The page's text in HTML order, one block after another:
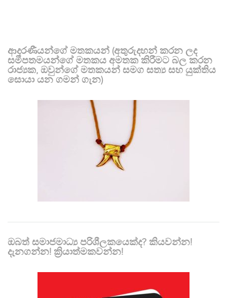
ආදරණීයන්ගේ මතකයන් (අතුරුදහන් කරන ලද
සමීපතමයන්ගේ මතකය අමතක කිරීමට බල කරන
රාජ්‍යක, ඔවුන්ගේ මතකයන් සමග සත්‍ය සහ යුක්තිය
සොයා යන ගමන් ගැන)
ඔබත් සමාජමාධ්‍ය පරිශීලකයෙක්ද? කියවන්න!
දැනගන්න! ක්‍රියාත්මකවන්න!